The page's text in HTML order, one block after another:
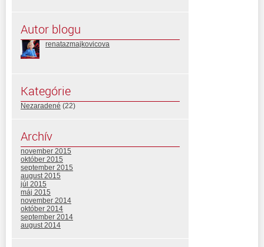
Autor blogu
renatazmajkovicova
Kategórie
Nezaradené (22)
Archív
november 2015
október 2015
september 2015
august 2015
júl 2015
máj 2015
november 2014
október 2014
september 2014
august 2014